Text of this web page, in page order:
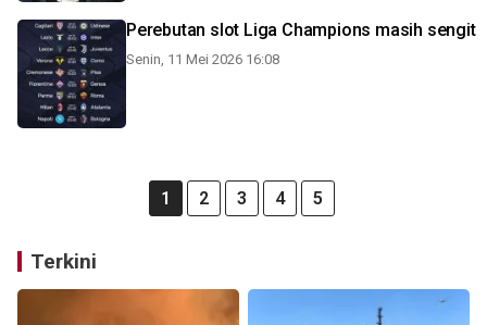
Perebutan slot Liga Champions masih sengit
Senin, 11 Mei 2026 16:08
1 2 3 4 5
Terkini